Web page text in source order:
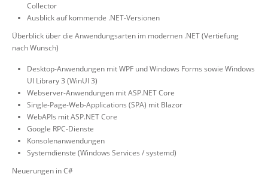
Collector
Ausblick auf kommende .NET-Versionen
Überblick über die Anwendungsarten im modernen .NET (Vertiefung
nach Wunsch)
Desktop-Anwendungen mit WPF und Windows Forms sowie Windows
UI Library 3 (WinUI 3)
Webserver-Anwendungen mit ASP.NET Core
Single-Page-Web-Applications (SPA) mit Blazor
WebAPIs mit ASP.NET Core
Google RPC-Dienste
Konsolenanwendungen
Systemdienste (Windows Services / systemd)
Neuerungen in C#